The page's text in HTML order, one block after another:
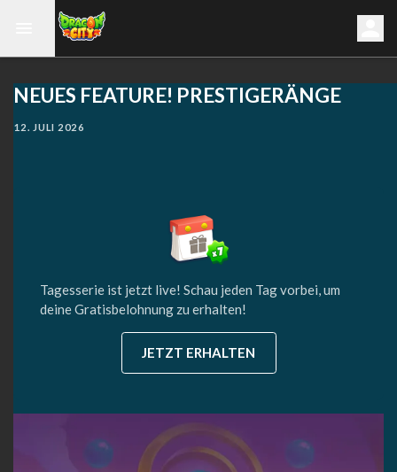
NEUES FEATURE! PRESTIGERÄNGE
12. JULI 2026
Tagesserie ist jetzt live! Schau jeden Tag vorbei, um
deine Gratisbelohnung zu erhalten!
JETZT ERHALTEN